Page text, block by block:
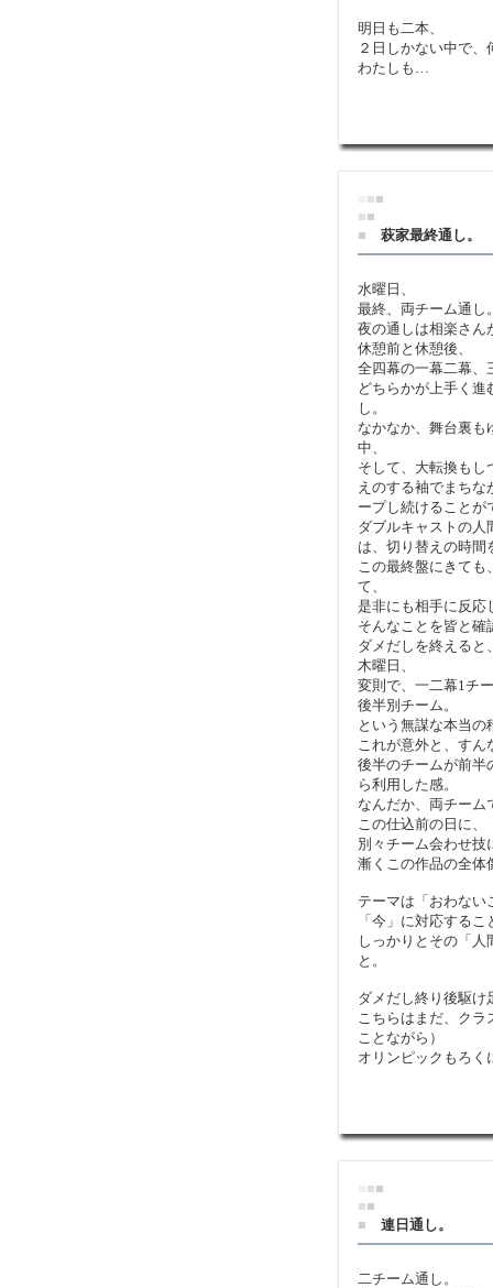
明日も二本、
２日しかない中で
わたしも…
■■
■■
■
萩家最終通し。
水曜日、
最終、両チーム通し
夜の通しは相楽さん
休憩前と休憩後、
全四幕の一幕二幕、
どちらかが上手く
し。
なかなか、舞台裏も
中、
そして、大転換もし
えのする袖でまち
ープし続けること
ダブルキャストの人
は、切り替えの時間
この最終盤にきても
て、
是非にも相手に反応
そんなことを皆と確
ダメだしを終えると
木曜日、
変則で、一二幕1チ
後半別チーム。
という無謀な本当の
これが意外と、すん
後半のチームが前半
ら利用した感。
なんだか、両チーム
この仕込前の日に、
別々チーム会わせ技
漸くこの作品の全体
テーマは「おわない
「今」に対応するこ
しっかりとその「
と。
ダメだし終り後駆け
こちらはまだ、ク
ことながら）
オリンピックもろ
■■
■■
■
連日通し。
二チーム通し。